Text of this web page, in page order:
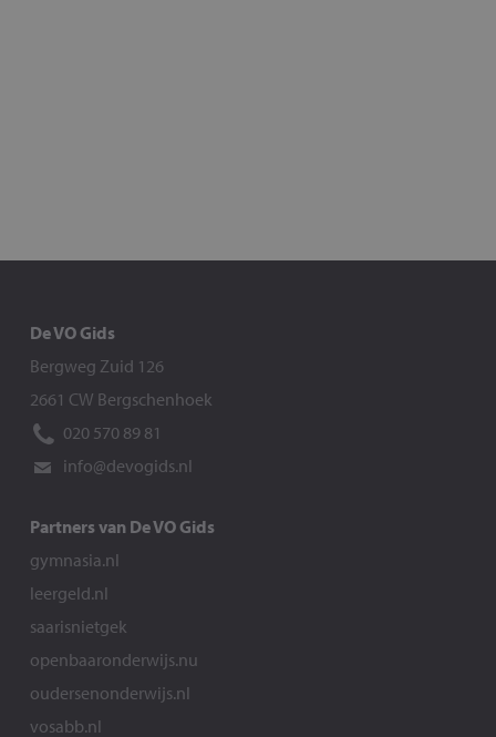
De VO Gids
Bergweg Zuid 126
2661 CW Bergschenhoek
020 570 89 81
info@devogids.nl
Partners van De VO Gids
gymnasia.nl
leergeld.nl
saarisnietgek
openbaaronderwijs.nu
oudersenonderwijs.nl
vosabb.nl